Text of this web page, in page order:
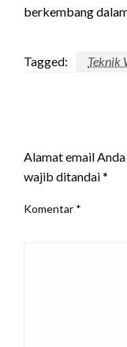
berkembang
Tagged: Teknik
Alamat email
wajib ditandai*
Komentar *